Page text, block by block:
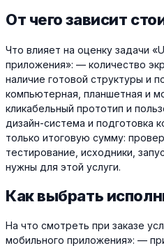
От чего зависит
Что влияет на оценку задачи
приложения»: — количество
наличие готовой структуры и
компьютерная, планшетная и
кликабельный прототип и
дизайн-система и подготовка
только итоговую сумму:
тестирование, исходники,
нужны для этой услуги.
Как выбрать
На что смотреть при заказе
мобильного приложения»: —